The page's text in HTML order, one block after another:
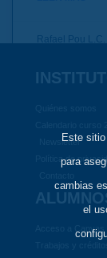
Rafael Pou L.C.
Newsletter
Política de
Acceso a Canvas
Este
para
cambias
el